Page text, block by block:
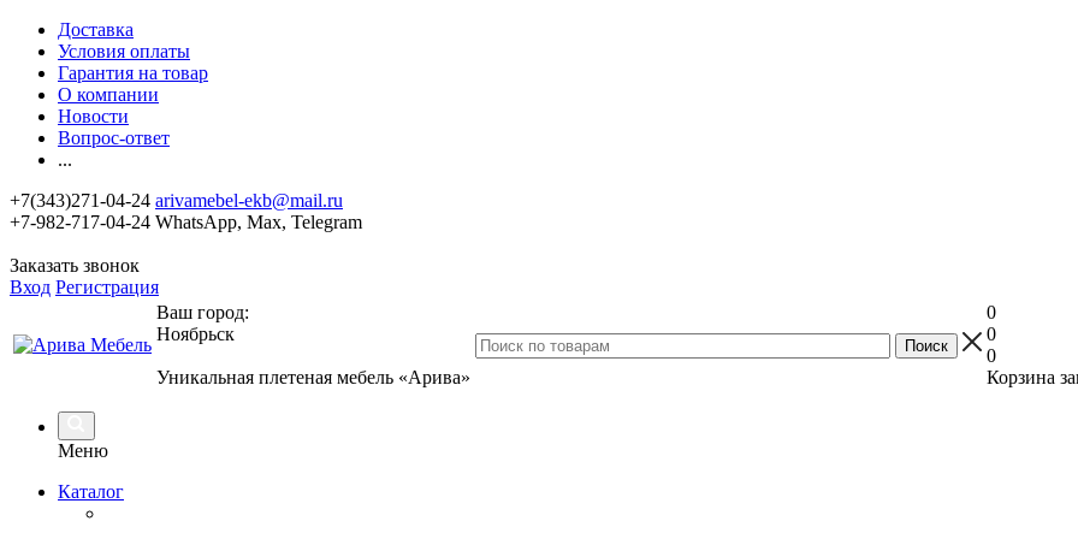
Доставка
Условия оплаты
Гарантия на товар
О компании
Новости
Вопрос-ответ
...
+7(343)271-04-24 arivamebel-ekb@mail.ru
+7-982-717-04-24 WhatsApp, Max, Telegram
Заказать звонок
Вход Регистрация
Ваш город:
Ноябрьск
Уникальная плетеная мебель «Арива»
0
0
0
Корзина
Меню
Каталог